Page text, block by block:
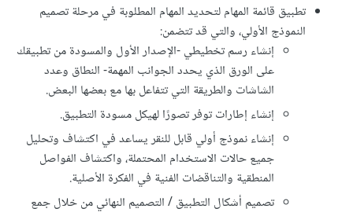
تطبيق قائمة المهام لتحديد المهام المطلوبة في مرحلة تصميم
النموذج الأولي، والتي قد تتضمن:
إنشاء رسم تخطيطي -الإصدار الأول والمسودة من تطبيقك
على الورق الذي يحدد الجوانب المهمة- النطاق وعدد
الشاشات والطريقة التي تتفاعل بها مع بعضها البعض.
إنشاء إطارات توفر تصورًا لهيكل مسودة التطبيق.
إنشاء نموذج أولي قابل للنقر يساعد في اكتشاف وتحليل
جميع حالات الاستخدام المحتملة، واكتشاف الفواصل
المنطقية والتناقضات الفنية في الفكرة الأصلية.
تصميم أشكال التطبيق / التصميم النهائي من خلال جمع